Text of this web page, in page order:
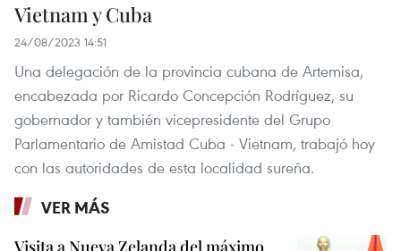
Vietnam y Cuba
24/08/2023 14:51
Una delegación de la provincia cubana de Artemisa,
encabezada por Ricardo Concepción Rodríguez, su
gobernador y también vicepresidente del Grupo
Parlamentario de Amistad Cuba - Vietnam, trabajó hoy
con las autoridades de esta localidad sureña.
VER MÁS